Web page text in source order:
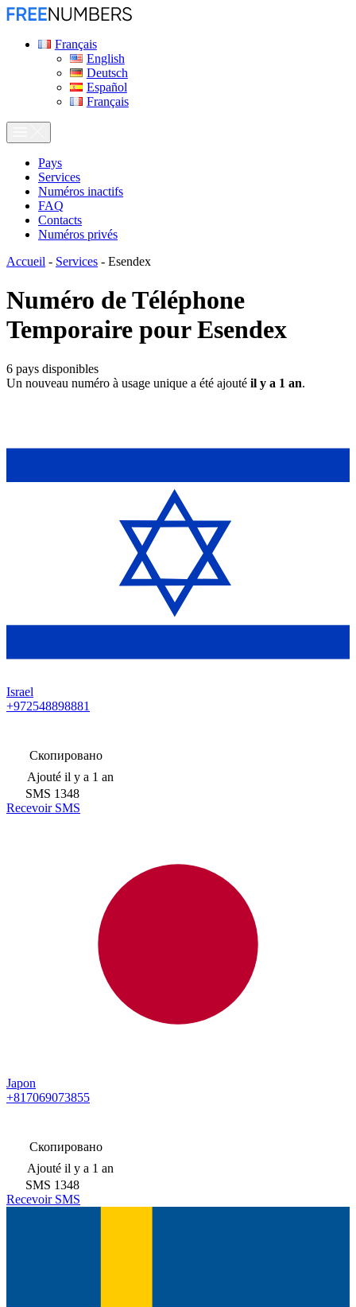
Français
English
Deutsch
Español
Français
Pays
Services
Numéros inactifs
FAQ
Contacts
Numéros privés
Accueil - Services - Esendex
Numéro de Téléphone
Temporaire pourEsendex
6 pays disponibles
Un nouveau numéro à usage unique a été ajouté il y a 1 an.
Israel
+972548898881
Скопировано
Ajouté il y a 1 an
SMS 1348
Recevoir SMS
Japon
+817069073855
Скопировано
Ajouté il y a 1 an
SMS 1348
Recevoir SMS